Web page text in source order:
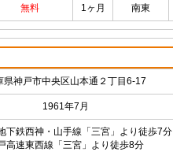
無料 1ヶ月 南東
県神戸市中央区山本通２丁目6-17
1961年7月
下鉄西神・山手線「三宮」より徒歩7分
高速東西線「三宮」より徒歩8分